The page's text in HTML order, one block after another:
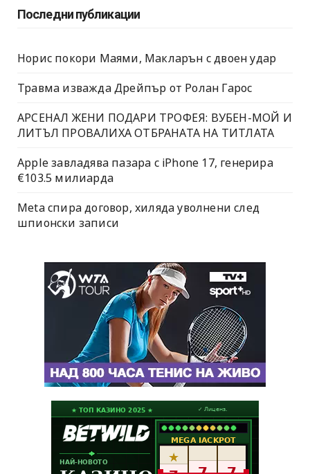
Последни публикации
Норис покори Маями, Макларън с двоен удар
Травма изважда Дрейпър от Ролан Гарос
АРСЕНАЛ ЖЕНИ ПОДАРИ ТРОФЕЯ: ВУБЕН-МОЙ И
ЛИТЪЛ ПРОВАЛИХА ОТБРАНАТА НА ТИТЛАТА
Apple завладява пазара с iPhone 17, генерира
€103.5 милиарда
Meta спира договор, хиляда уволнени след
шпионски записи